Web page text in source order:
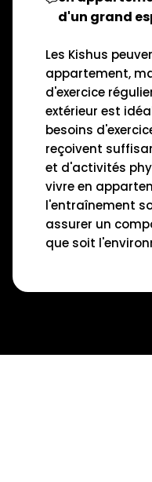
d'un grand
Les Kishus
appartement,
d'exercice
extérieur est
besoins
reçoivent
et d'activités
vivre en
l'entraînement
assurer un
que soit